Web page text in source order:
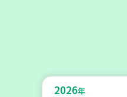
【第3地区本
暮らしたい
2026年